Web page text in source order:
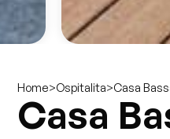
Home>Ospitalita>Casa
Casa